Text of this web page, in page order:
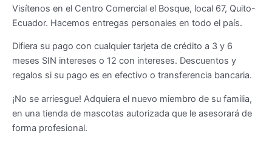
Visítenos en el Centro Comercial el Bosque, local 67, Quito-
Ecuador. Hacemos entregas personales en todo el país.
Difiera su pago con cualquier tarjeta de crédito a 3 y 6
meses SIN intereses o 12 con intereses. Descuentos y
regalos si su pago es en efectivo o transferencia bancaria.
¡No se arriesgue! Adquiera el nuevo miembro de su familia,
en una tienda de mascotas autorizada que le asesorará de
forma profesional.